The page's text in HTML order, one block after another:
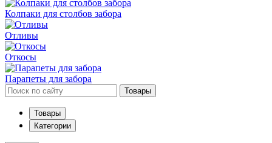
Колпаки для столбов забора
Отливы
Откосы
Парапеты для забора
Товары
Товары
Категории